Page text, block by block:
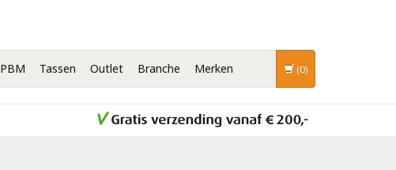
PBM Tassen Outlet Branche Merken (0)